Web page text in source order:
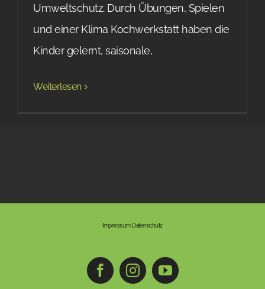
Umweltschutz. Durch Übungen, Spielen
und einer Klima Kochwerkstatt haben die
Kinder gelernt, saisonale,
Weiterlesen
Impressum Datenschutz
FacebookInstagramYouTube